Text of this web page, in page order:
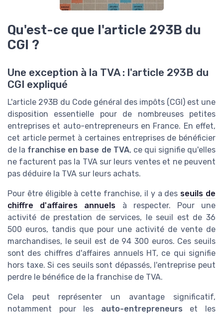
Qu'est-ce que l'article 293B du
CGI ?
Une exception à la TVA : l'article 293B du
CGI expliqué
L'article 293B du Code général des impôts (CGI) est une
disposition essentielle pour de nombreuses petites
entreprises et auto-entrepreneurs en France. En effet,
cet article permet à certaines entreprises de bénéficier
de la franchise en base de TVA, ce qui signifie qu'elles
ne facturent pas la TVA sur leurs ventes et ne peuvent
pas déduire la TVA sur leurs achats.
Pour être éligible à cette franchise, il y a des seuils de
chiffre d'affaires annuels à respecter. Pour une
activité de prestation de services, le seuil est de 36
500 euros, tandis que pour une activité de vente de
marchandises, le seuil est de 94 300 euros. Ces seuils
sont des chiffres d'affaires annuels HT, ce qui signifie
hors taxe. Si ces seuils sont dépassés, l'entreprise peut
perdre le bénéfice de la franchise de TVA.
Cela peut représenter un avantage significatif,
notamment pour les auto-entrepreneurs et les